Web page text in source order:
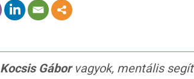
Kocsis Gáborvagyok, mentális